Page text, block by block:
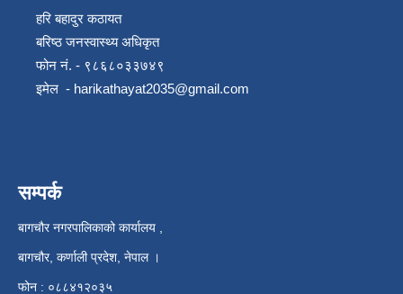
हरि बहादुर कठायत
बरिष्ठ जनस्वास्थ्य अधिकृत
फोन नं. - ९८६८०३३७४९
इमेल - harikathayat2035@gmail.com
सम्पर्क
बागचौर नगरपालिकाको कार्यालय ,
बागचौर, कर्णाली प्रदेश, नेपाल ।
फोन : ०८८४१२०३५